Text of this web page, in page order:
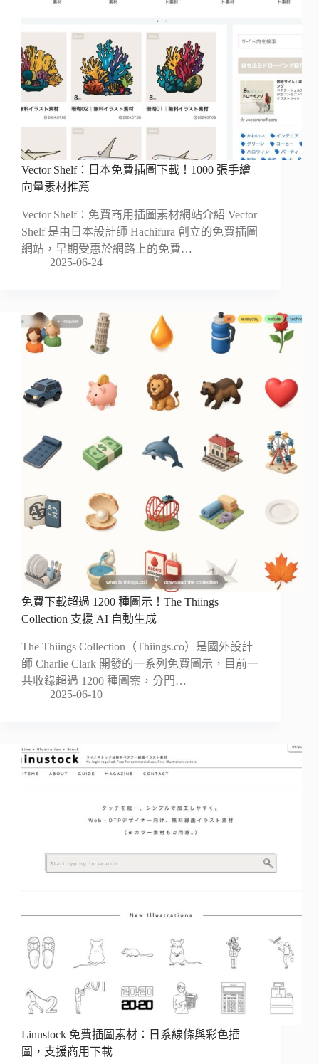
Vector Shelf：日本免費插圖下載！1000 張手繪
向量素材推薦
Vector Shelf：免費商用插圖素材網站介紹 Vector
Shelf 是由日本設計師 Hachifura 創立的免費插圖
網站，早期受惠於網路上的免費…
2025-06-24
免費下載超過 1200 種圖示！The Thiings
Collection 支援 AI 自動生成
The Thiings Collection（Thiings.co）是國外設計
師 Charlie Clark 開發的一系列免費圖示，目前一
共收錄超過 1200 種圖案，分門…
2025-06-10
Linustock 免費插圖素材：日系線條與彩色插
圖，支援商用下載